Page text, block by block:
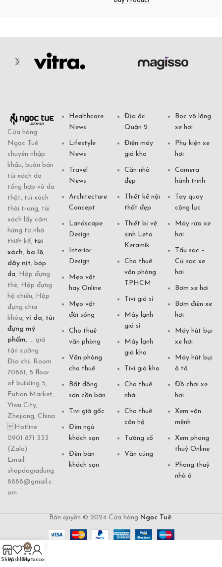
Cửa hàng
Ngọc Tuê
chuyên nhập
khẩu, buôn bán
túi xách da
tổng hợp và da
thật, túi xách
thời trang, túi
xách lấy cảm
hứng từ nhà
thiết kế, túi
xách, ba lô,
dây nịt, bóp
da, Hộp đựng
thẻ, Hộp đựng
hộ chiếu, Hộp
đựng chìa
khóa, ví da, túi
đựng mỹ
phẩm, ... giá
tận xưởng
Địa chỉ: Room
70861, 5 floor
of building 5,
Futian Market,
Yiwu City,
Zhejiang, China
Hotline:
0901 871 333
(Zalo)
Email:
shopdogiadung
8888@gmail.c
om
Healthcare
News
Lifestyle
News
Travel
News
Architecture
Concept
Landscape
Design
Interior
Design
Mẹo vặt
hay Online
Mẹo vặt
đời sống
Cho thuê
văn phòng
Văn phòng
cho thuê
Bất động
sản cần bán
Tivi giá gốc
Đèn ngủ
khách sạn
Đèn bàn
khách sạn
Địa ốc
Quận 2
Điện máy
giá kho
Căn nhà
đẹp
Thiết kế nội
thất đẹp
Thiết bị vệ
sinh Leta
Keramik
Cho thuê
văn phòng
TPHCM
Tivi giá sỉ
Máy lạnh
giá sỉ
Máy lạnh
giá kho
Tivi giá kho
Cho thuê
nhà
Cho thuê
căn hộ
Tướng số
Văn cúng
Bọc vô lăng
xe hơi
Phụ kiện xe
hơi
Camera
hành trình
Tay quay
cộng lực
Máy rửa xe
hơi
Tẩu sạc –
Củ sạc xe
hơi
Bơm xe hơi
Bơm điện xe
hơi
Máy hút bụi
xe hơi
Máy hút bụi
ô tô
Đồ chơi xe
hơi
Xem vận
mệnh
Xem phong
thuỷ Online
Phong thuỷ
nhà ở
Bản quyền © 2024 Cửa hàng Ngọc Tuê.
ShopWishlist
0
Cart
My account